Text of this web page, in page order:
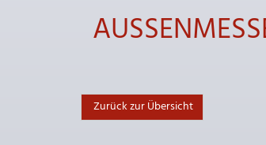
Zurück zur Übersicht